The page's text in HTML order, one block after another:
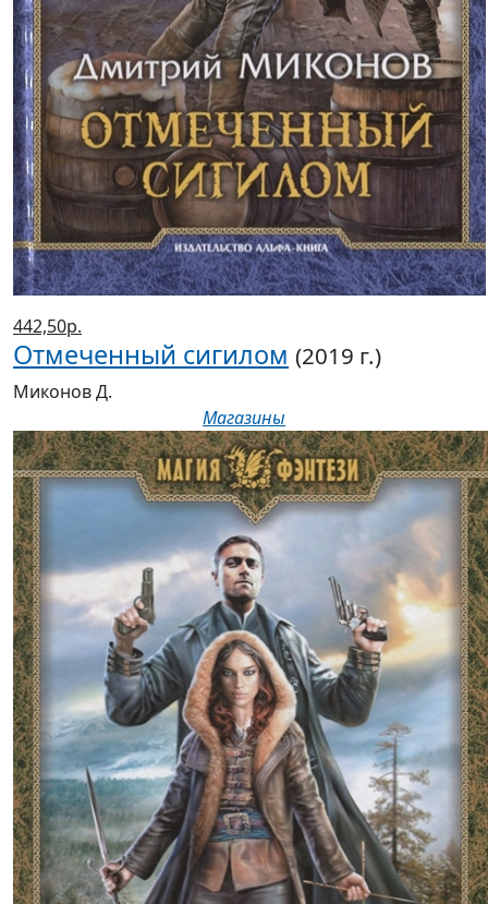
442,50р.
Отмеченный сигилом (2019 г.)
Миконов Д.
Магазины